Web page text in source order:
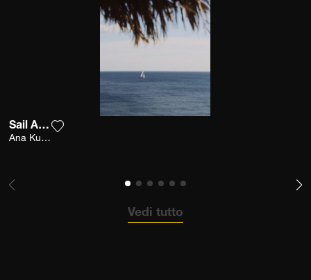
Sail Away
Ana Kutija
Vedi tutto